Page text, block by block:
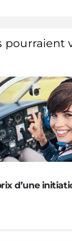
pourraient
d’une